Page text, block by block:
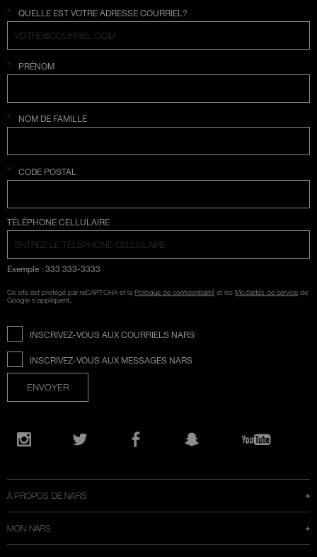
* QUELLE EST VOTRE ADRESSE COURRIEL?
* PRÉNOM
* NOM DE FAMILLE
* CODE POSTAL
SÉLECTION COUNTRY
TÉLÉPHONE CELLULAIRE
Exemple : 333 333-3333
Ce site est protégé par reCAPTCHA et la Politique de confidentialité et les Modalités de service de
Google s'appliquent.
INSCRIVEZ-VOUS AUX COURRIELS NARS
INSCRIVEZ-VOUS AUX MESSAGES NARS
ENVOYER
Ouvre
une
À PROPOS DE NARS
MON NARS